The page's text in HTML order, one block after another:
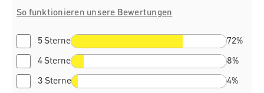
So funktionieren unsere Bewertungen
5 Sterne 72%
4 Sterne 8%
3 Sterne 4%